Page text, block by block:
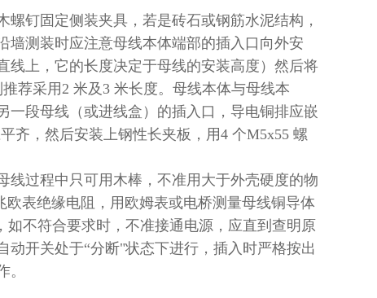
钉固定侧装夹具，若是砖石或钢筋水泥结构，
墙测装时应注意母线本体端部的插入口向外安
线上，它的长度决定于母线的安装高度）然后将
荐采用2 米及 3 米长度。母线本体与母线本
段母线（或进线盒）的插入口，导电铜排应嵌
齐，然后安装上钢性长夹板，用4 个M5x55 螺
过程中只可用木棒，不准用大于外壳硬度的物
欧表绝缘电阻，用欧姆表或电桥测量母线铜导体
如不符合要求时，不准接通电源，应直到查明原
动开关处于“分断"状态下进行，插入时严格按出